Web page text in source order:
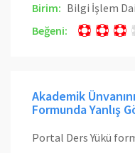
Birim: Bilgi İşlem
Beğeni:
Akademik
Formunda Yanlış